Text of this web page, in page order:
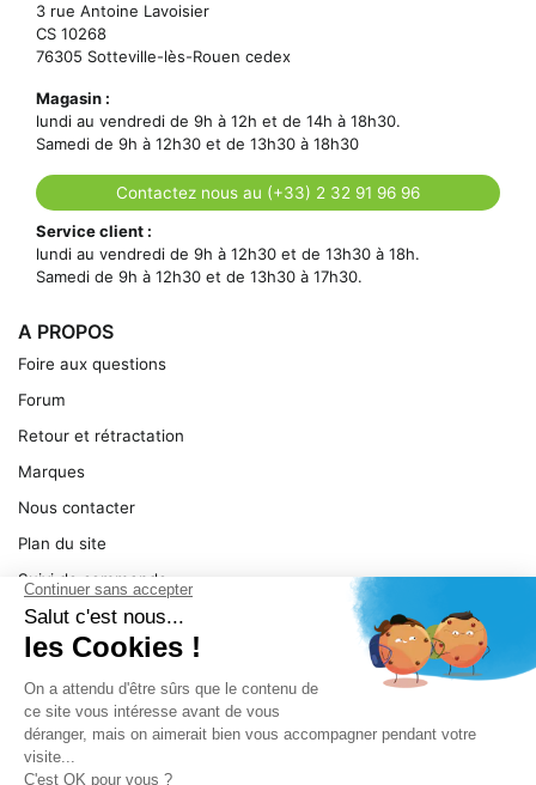
3 rue Antoine Lavoisier
CS 10268
76305 Sotteville-lès-Rouen cedex
Magasin :
lundi au vendredi de 9h à 12h et de 14h à 18h30.
Samedi de 9h à 12h30 et de 13h30 à 18h30
Contactez nous au (+33) 2 32 91 96 96
Service client :
lundi au vendredi de 9h à 12h30 et de 13h30 à 18h.
Samedi de 9h à 12h30 et de 13h30 à 17h30.
A PROPOS
Foire aux questions
Forum
Retour et rétractation
Marques
Nous contacter
Plan du site
Suivi de commande
Ma facture
Mentions légales
Conditions générales
SERVICE
Pièces détachées